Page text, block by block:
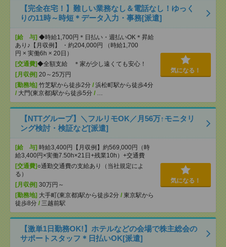
【完全在宅！】難しい業務なし＆電話なし！ゆっく
りの11時～時短＊データ入力・事務[派遣]
[給 与] ◆時給1,700円＊日払い・週払いOK＊昇給
あり♪【月収例】 ・約204,000円 （時給1,700
円 × 実働6h × 20日）
[交通費]◆全額支給 ＊家が少し遠くても安心！
[月収例] 20～25万円
[勤務地] 竹芝駅から徒歩2分 / 浜松町駅から徒歩4分
/ 大門(東京都)駅から徒歩5分 / …
気になる！
【NTTグループ】＼フルリモOK／月56万↑モニタリ
ング検討・検証など[派遣]
[給 与] 時給3,400円【月収例】約569,000円（時
給3,400円×実働7.50h×21日+残業10h）+交通費
[交通費]○通勤交通費の支給あり（当社規定によ
る）
[月収例] 30万円～
[勤務地] 大手町(東京都)駅から徒歩2分 / 東京駅から
徒歩8分 / 三越前駅
気になる！
【激単1日勤務OK!】ホテルなどの会場で株主総会の
サポートスタッフ＊日払いOK[派遣]